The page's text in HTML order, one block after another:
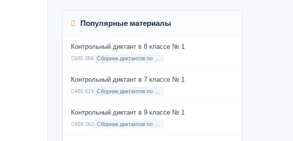
Популярные материалы
Контрольный диктант в 8 классе № 1
685 056
Контрольный диктант в 7 классе № 1
485 619
Контрольный диктант в 9 классе № 1
459 262